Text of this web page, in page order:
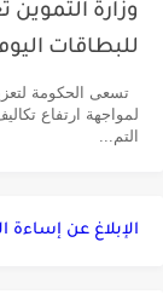
للبطاقات
تسعى الحكومة
لمواجهة ارتفاع
التم...
الإبلاغ عن إساءة